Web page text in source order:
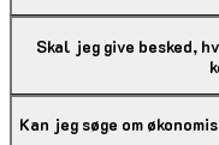
Skal jeg give besked,
Kan jeg søge om